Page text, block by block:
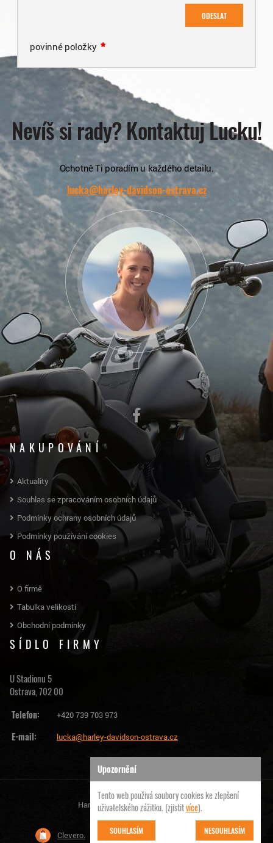
ODESLAT
povinné položky
Nevíš si rady? Kontaktuj Lucku!
Ochotně Ti poradím u každého detailu.
lucka@harley-davidson-ostrava.cz
NAKUPOVÁNÍ
Aktuality
Souhlas se zpracováním osobních údajů
Podmínky ochrany osobních údajů
Podmínky používání cookies
O NÁS
O firmě
Tabulka velikostí
Obchodní podmínky
SÍDLO FIRMY
U Stadionu 5
Ostrava, 702 00
Telefon:
+420 739 703 973
E-mail: lucka@harley-davidson-ostrava.cz
Harley Davidson Ostrava | © 2026
Clevero. Chytrý eshop na míru, který Vás nezklame
Upozornění
Tento web použivá soubory cookies ke zlepšení
uživatelského zážitku. (zjistitvíce).
SOUHLASÍM NESOUHLASÍM